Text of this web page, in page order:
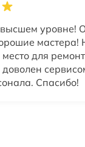
уровне!
мастера!
для
Спасибо!